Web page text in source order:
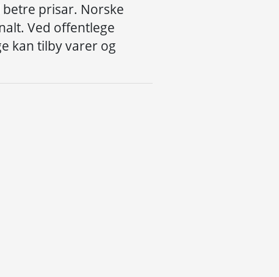
betre prisar. Norske
. Ved offentlege
kan tilby varer og